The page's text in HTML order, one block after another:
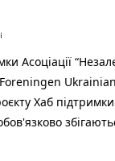
Асоціації
Foreningen
Хаб